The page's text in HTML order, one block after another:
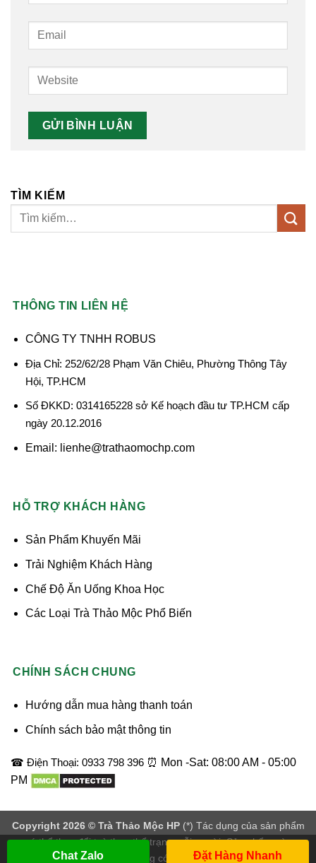
TÌM KIẾM
THÔNG TIN LIÊN HỆ
CÔNG TY TNHH ROBUS
Địa Chỉ: 252/62/28 Phạm Văn Chiêu, Phường Thông Tây
Hội, TP.HCM
Số ĐKKD: 0314165228 sở Kế hoạch đầu tư TP.HCM cấp
ngày 20.12.2016
Email: lienhe@trathaomochp.com
HỖ TRỢ KHÁCH HÀNG
Sản Phẩm Khuyến Mãi
Trải Nghiệm Khách Hàng
Chế Độ Ăn Uống Khoa Học
Các Loại Trà Thảo Mộc Phổ Biến
CHÍNH SÁCH CHUNG
Hướng dẫn mua hàng thanh toán
Chính sách bảo mật thông tin
☎ Điện Thoại: 0933 798 396 ⏰ Mon -Sat: 08:00 AM - 05:00
PM
Copyright 2026 © Trà Thảo Mộc HP(*) Tác dụng của sản phẩm
có thể thay đổi tuỳ theo thể trạng mỗi người. Sản phẩm này
không phải là thuốc không có tác dụng thay thế thuốc.
Chat Zalo Đặt Hàng Nhanh